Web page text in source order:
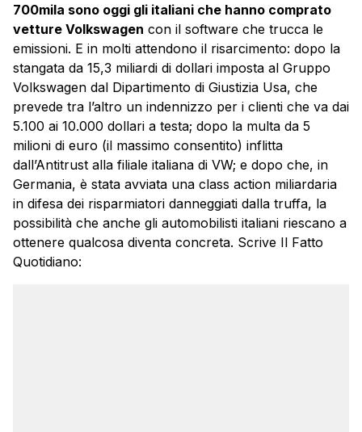
700mila sono oggi gli italiani che hanno comprato
vetture Volkswagen con il software che trucca le
emissioni. E in molti attendono il risarcimento: dopo la
stangata da 15,3 miliardi di dollari imposta al Gruppo
Volkswagen dal Dipartimento di Giustizia Usa, che
prevede tra l’altro un indennizzo per i clienti che va dai
5.100 ai 10.000 dollari a testa; dopo la multa da 5
milioni di euro (il massimo consentito) inflitta
dall’Antitrust alla filiale italiana di VW; e dopo che, in
Germania, è stata avviata una class action miliardaria
in difesa dei risparmiatori danneggiati dalla truffa, la
possibilità che anche gli automobilisti italiani riescano a
ottenere qualcosa diventa concreta. Scrive Il Fatto
Quotidiano: